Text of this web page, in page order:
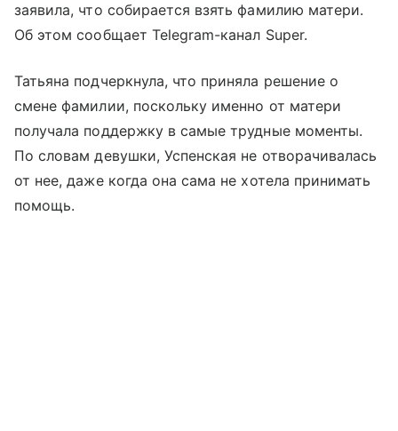
заявила, что собирается взять фамилию матери.
Об этом сообщает Telegram-канал Super.
Татьяна подчеркнула, что приняла решение о
смене фамилии, поскольку именно от матери
получала поддержку в самые трудные моменты.
По словам девушки, Успенская не отворачивалась
от нее, даже когда она сама не хотела принимать
помощь.